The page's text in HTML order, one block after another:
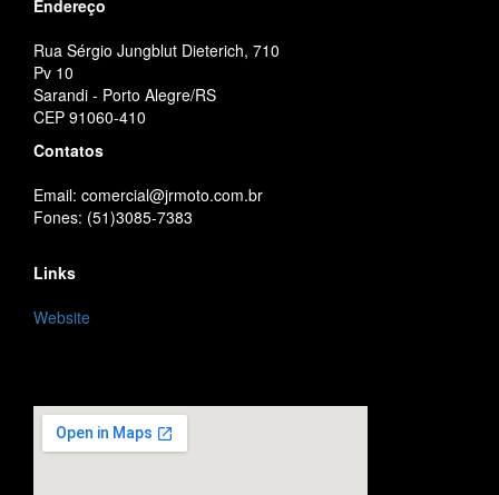
Endereço
Rua Sérgio Jungblut Dieterich, 710
Pv 10
Sarandi - Porto Alegre/RS
CEP 91060-410
Contatos
Email: comercial@jrmoto.com.br
Fones: (51)3085-7383
Links
Website